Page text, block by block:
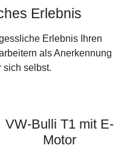
Erlebnis
Erlebnis Ihren
als Anerkennung
sich selbst.
VW-Bulli T1 mit E-
Motor